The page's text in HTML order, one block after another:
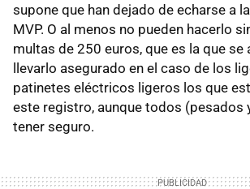
supone que han dejado de echarse a
MVP. O al menos no pueden hacerlo
multas de 250 euros, que es la que se
llevarlo asegurado en el caso de los
patinetes eléctricos ligeros los que
este registro, aunque todos (pesados
tener seguro.